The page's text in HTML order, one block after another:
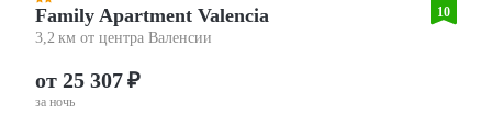
Family Apartment Valencia
3,2 км от центра Валенсии
10
от 25 307 ₽
за ночь